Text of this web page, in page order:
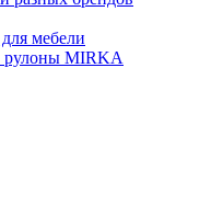
мебели
MIRKA